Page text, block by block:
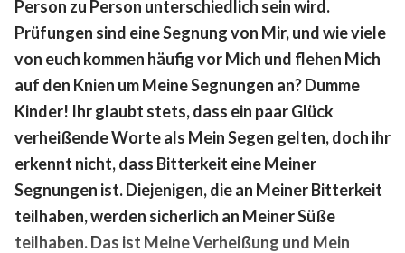
Person zu Person unterschiedlich sein wird.
Prüfungen sind eine Segnung von Mir, und wie viele
von euch kommen häufig vor Mich und flehen Mich
auf den Knien um Meine Segnungen an? Dumme
Kinder! Ihr glaubt stets, dass ein paar Glück
verheißende Worte als Mein Segen gelten, doch ihr
erkennt nicht, dass Bitterkeit eine Meiner
Segnungen ist. Diejenigen, die an Meiner Bitterkeit
teilhaben, werden sicherlich an Meiner Süße
teilhaben. Das ist Meine Verheißung und Mein